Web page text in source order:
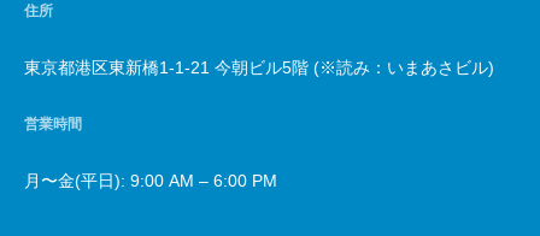
住所
東京都港区東新橋1-1-21 今朝ビル5階 (※読み：いまあさビル)
営業時間
月〜金(平日): 9:00 AM – 6:00 PM